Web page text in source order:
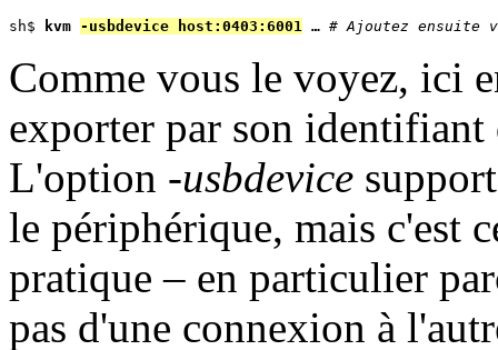
sh$ kvm -usbdevice host:0403:6001 … # Ajoutez ensuite
Comme vous le voyez, ici
exporter par son
L'option -usbdevice
le périphérique, mais c'est
pratique – en particulier
pas d'une connexion à